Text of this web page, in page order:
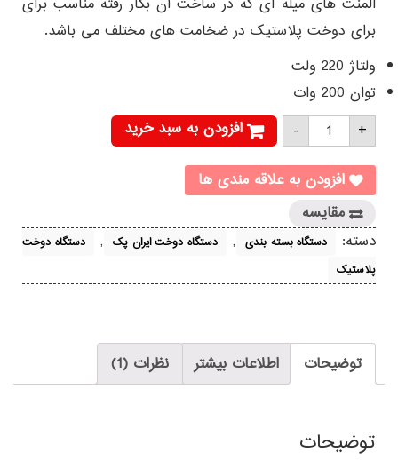
برای دوخت پلاستیک در ضخامت های مختلف می باشد.
ولتاژ 220 ولت
توان 200 وات
- دستگاه
دوخت
پدالی
40
سانتی
ایران
پک
عدد
+
افزودن به سبد خرید
افزودن به علاقه مندی ها
مقایسه
دسته:
دستگاه بسته بندی , دستگاه دوخت ایران پک ,
دستگاه دوخت
پلاستیک
توضیحات اطلاعات بیشتر نظرات (1)
توضیحات